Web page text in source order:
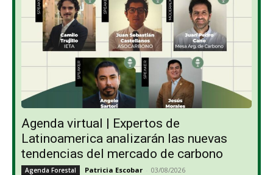
Agenda virtual | Expertos de
Latinoamerica analizarán las nuevas
tendencias del mercado de carbono
Agenda Forestal Patricia Escobar - 03/08/2026